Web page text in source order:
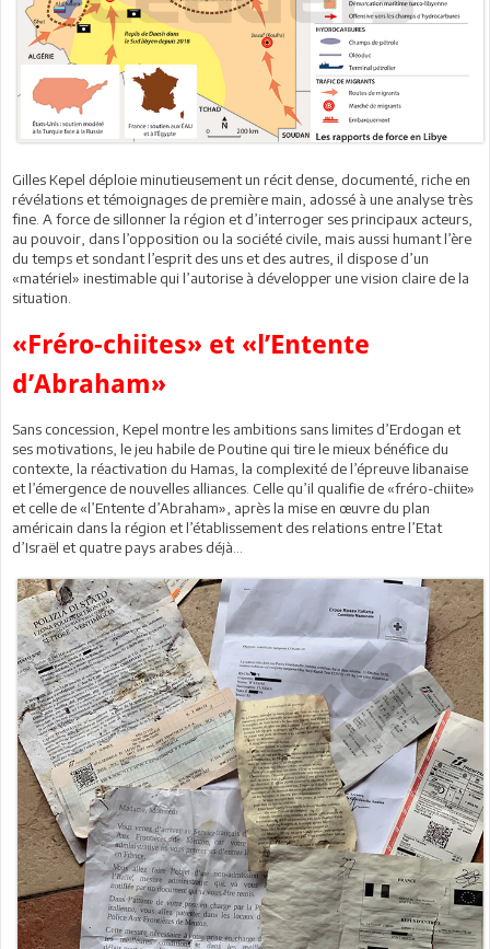
Gilles Kepel déploie minutieusement un récit dense, documenté, riche en
révélations et témoignages de première main, adossé à une analyse très
fine. A force de sillonner la région et d’interroger ses principaux acteurs,
au pouvoir, dans l’opposition ou la société civile, mais aussi humant l’ère
du temps et sondant l’esprit des uns et des autres, il dispose d’un
«matériel» inestimable qui l’autorise à développer une vision claire de la
situation.
«Fréro-chiites» et «l’Entente
d’Abraham»
Sans concession, Kepel montre les ambitions sans limites d’Erdogan et
ses motivations, le jeu habile de Poutine qui tire le mieux bénéfice du
contexte, la réactivation du Hamas, la complexité de l’épreuve libanaise
et l’émergence de nouvelles alliances. Celle qu’il qualifie de «fréro-chiite»
et celle de «l’Entente d’Abraham», après la mise en œuvre du plan
américain dans la région et l’établissement des relations entre l’Etat
d’Israël et quatre pays arabes déjà...